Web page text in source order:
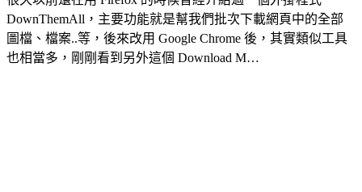
DownThemAll，主要功能就是幫我們批次下載網頁中的全部
圖檔、檔案..等，後來改用 Google Chrome 後，其實類似工具
也相當多，剛剛看到另外這個 Download M…